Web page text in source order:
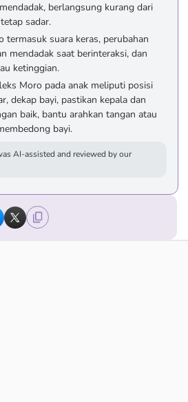
berlangsung kurang dari
sadar.
termasuk suara keras, perubahan
mendadak saat berinteraksi, dan
ketinggian.
Moro pada anak meliputi posisi
dekap bayi, pastikan kepala dan
baik, bantu arahkan tangan atau
bayi.
AI-assisted and reviewed by our